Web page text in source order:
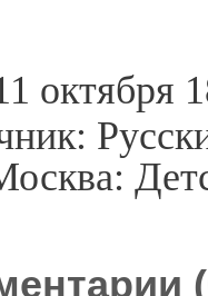
октября
(